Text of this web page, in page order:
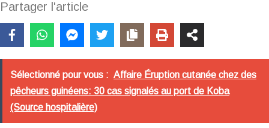
Partager l'article
Sélectionné pour vous : Affaire Éruption cutanée chez des
pêcheurs guinéens: 30 cas signalés au port de Koba
(Source hospitalière)